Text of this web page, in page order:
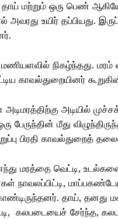
மற்றும் ஒரு பெண்
அவரது உயிர் தப்பியது.
நிகழ்ந்தது.
காவல்துறையினர்
அடியில்
மீது
பிரதி காவல்துறைத்
மரத்தை வெட்டி,
தாய், தனது
கலபடையைச் சேர்ந்த,